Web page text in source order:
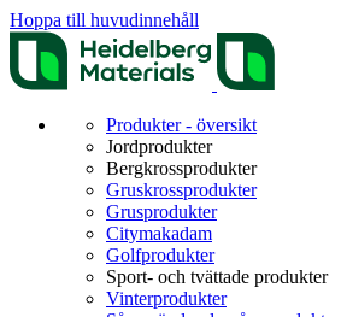
Hoppa till huvudinnehåll
Produkter - översikt
Jordprodukter
Bergkrossprodukter
Gruskrossprodukter
Grusprodukter
Citymakadam
Golfprodukter
Sport- och tvättade produkter
Vinterprodukter